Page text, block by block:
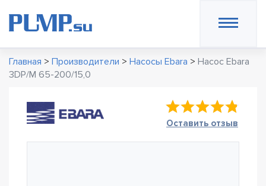
Главная > Производители > Насосы Ebara > Насос Ebara
3DP/M 65-200/15,0
Оставить отзыв